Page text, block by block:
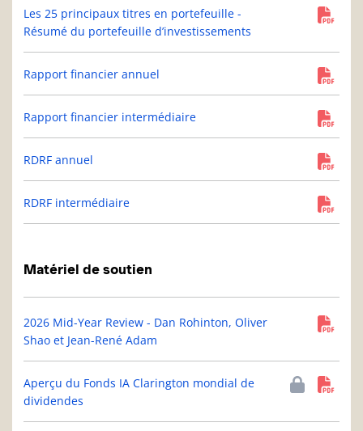
Les 25 principaux titres en portefeuille -
Résumé du portefeuille d’investissements
Rapport financier annuel
Rapport financier intermédiaire
RDRF annuel
RDRF intermédiaire
Matériel de soutien
2026 Mid-Year Review - Dan Rohinton, Oliver
Shao et Jean-René Adam
Aperçu du Fonds IA Clarington mondial de
dividendes